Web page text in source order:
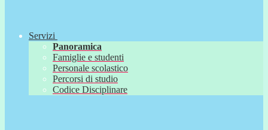
Servizi
Panoramica
Famiglie e studenti
Personale scolastico
Percorsi di studio
Codice Disciplinare